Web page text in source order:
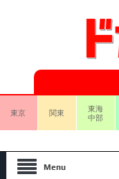
東京 関東
東海
中部
Menu